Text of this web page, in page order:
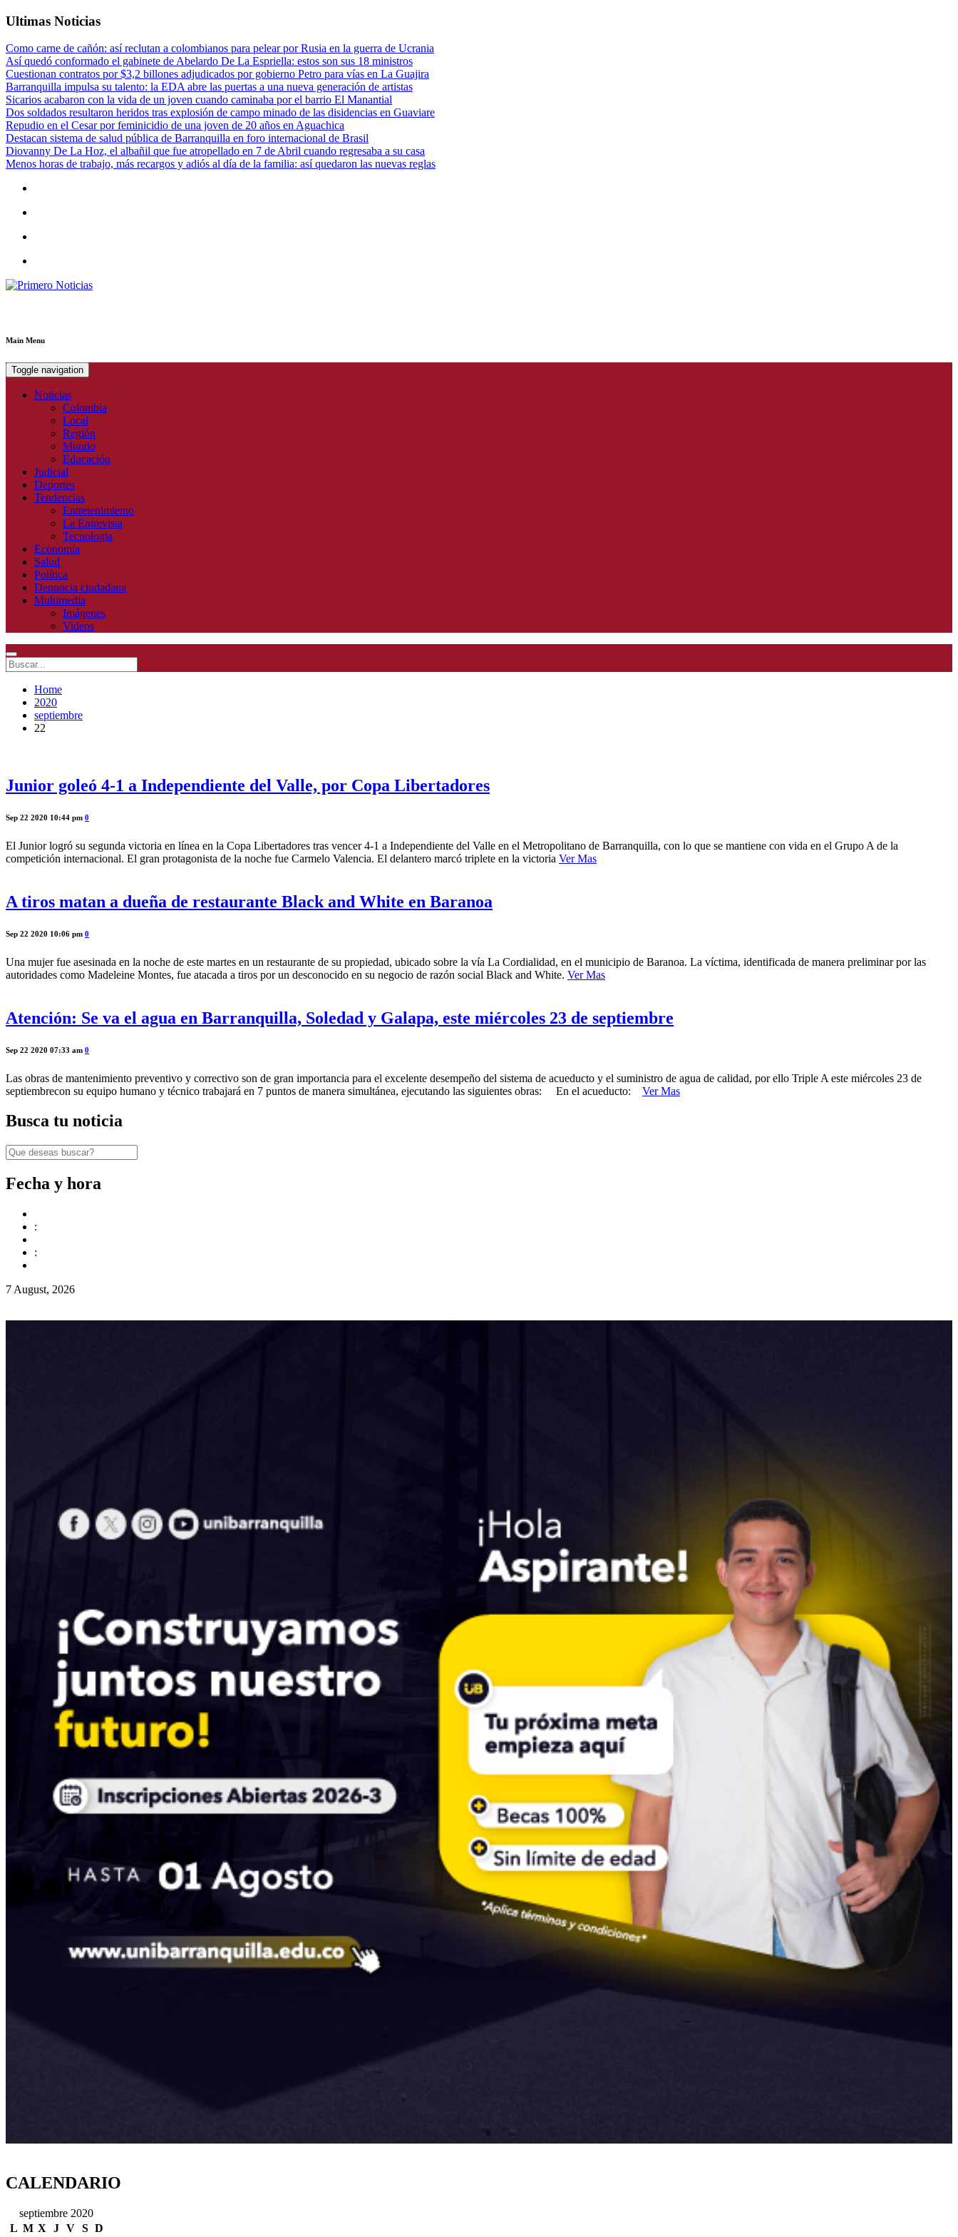
Ultimas Noticias
Como carne de cañón: así reclutan a colombianos para pelear por Rusia en la guerra de Ucrania
Así quedó conformado el gabinete de Abelardo De La Espriella: estos son sus 18 ministros
Cuestionan contratos por $3,2 billones adjudicados por gobierno Petro para vías en La Guajira
Barranquilla impulsa su talento: la EDA abre las puertas a una nueva generación de artistas
Sicarios acabaron con la vida de un joven cuando caminaba por el barrio El Manantial
Dos soldados resultaron heridos tras explosión de campo minado de las disidencias en Guaviare
Repudio en el Cesar por feminicidio de una joven de 20 años en Aguachica
Destacan sistema de salud pública de Barranquilla en foro internacional de Brasil
Diovanny De La Hoz, el albañil que fue atropellado en 7 de Abril cuando regresaba a su casa
Menos horas de trabajo, más recargos y adiós al día de la familia: así quedaron las nuevas reglas
Main Menu
Toggle navigation
Noticias
Colombia
Local
Región
Mundo
Educación
Judicial
Deportes
Tendencias
Entretenimiento
La Entrevista
Tecnologia
Economía
Salud
Política
Denuncia ciudadana
Multimedia
Imágenes
Videos
Home
2020
septiembre
22
Junior goleó 4-1 a Independiente del Valle, por Copa Libertadores
Sep 22 2020 10:44 pm 0
El Junior logró su segunda victoria en línea en la Copa Libertadores tras vencer 4-1 a Independiente del Valle en el Metropolitano de Barranquilla, con lo que se mantiene con vida en el Grupo A de la
competición internacional. El gran protagonista de la noche fue Carmelo Valencia. El delantero marcó triplete en la victoria Ver Mas
A tiros matan a dueña de restaurante Black and White en Baranoa
Sep 22 2020 10:06 pm 0
Una mujer fue asesinada en la noche de este martes en un restaurante de su propiedad, ubicado sobre la vía La Cordialidad, en el municipio de Baranoa. La víctima, identificada de manera preliminar por las
autoridades como Madeleine Montes, fue atacada a tiros por un desconocido en su negocio de razón social Black and White. Ver Mas
Atención: Se va el agua en Barranquilla, Soledad y Galapa, este miércoles 23 de septiembre
Sep 22 2020 07:33 am 0
Las obras de mantenimiento preventivo y correctivo son de gran importancia para el excelente desempeño del sistema de acueducto y el suministro de agua de calidad, por ello Triple A este miércoles 23 de
septiembrecon su equipo humano y técnico trabajará en 7 puntos de manera simultánea, ejecutando las siguientes obras: En el acueducto: Ver Mas
Busca tu noticia
Fecha y hora
:
:
7 August, 2026
CALENDARIO
septiembre 2020
L M X J V S D